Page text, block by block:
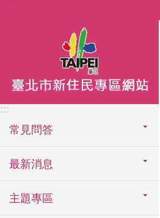
跳到主要內容區塊
:::
:::
常見問答
最新消息
主題專區